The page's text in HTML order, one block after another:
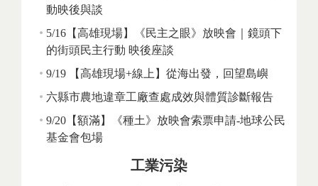
動映後與談
5/16【高雄現場】《民主之眼》放映會｜鏡頭下
的街頭民主行動 映後座談
9/19 【高雄現場+線上】從海出發，回望島嶼
六縣市農地違章工廠查處成效與體質診斷報告
9/20【額滿】《種土》放映會索票申請-地球公民
基金會包場
工業污染